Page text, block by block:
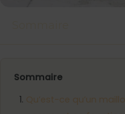
Sommaire
Qu’est-ce qu’un